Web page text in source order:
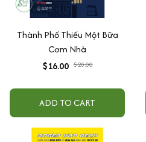
Thành Phố Thiếu Một Bữa
Cơm Nhà
$16.00 $20.00
ADD TO CART